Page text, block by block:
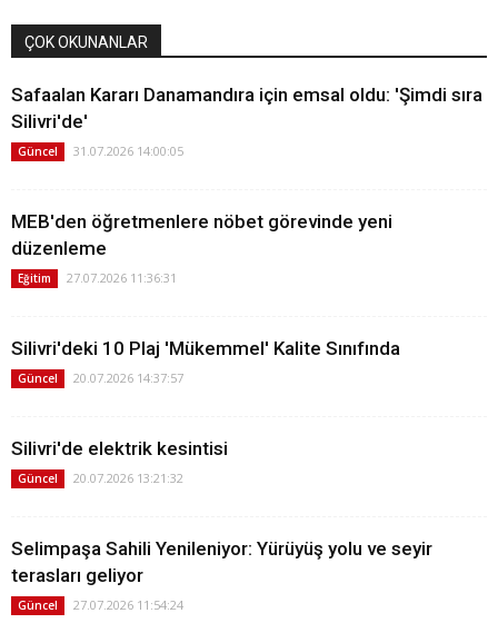
ÇOK OKUNANLAR
Safaalan Kararı Danamandıra için emsal oldu: 'Şimdi sıra
Silivri'de'
Güncel 31.07.2026 14:00:05
MEB'den öğretmenlere nöbet görevinde yeni
düzenleme
Eğitim 27.07.2026 11:36:31
Silivri'deki 10 Plaj 'Mükemmel' Kalite Sınıfında
Güncel 20.07.2026 14:37:57
Silivri'de elektrik kesintisi
Güncel 20.07.2026 13:21:32
Selimpaşa Sahili Yenileniyor: Yürüyüş yolu ve seyir
terasları geliyor
Güncel 27.07.2026 11:54:24